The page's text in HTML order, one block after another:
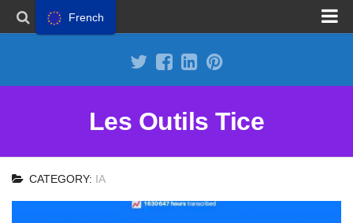
Les Outils Tice
CATEGORY: IA
French